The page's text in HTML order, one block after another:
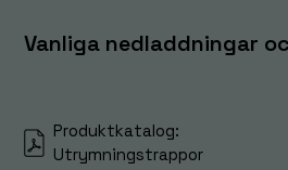
Vanliga nedladdningar
Produktkatalog:
Utrymningstrappor